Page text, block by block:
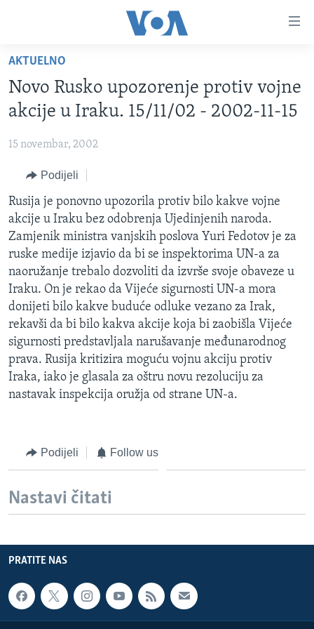
glavni
sadržaj
Pređi
na
glavnu
pretragu
VIDEO
FOTOGRAFIJE DANA
VIJESTI
SJEDINJENE AMERIČKE DRŽAVE
BOSNA I HERCEGOVINA
SVIJET
NAUKA I TEHNOLOGIJA
SPECIJALNI PROJEKTI
KORUPCIJA
SLOBODA MEDIJA
ŽENSKA STRANA
IZBJEGLIČKA STRANA
MAGAZIN
O GLASU AMERIKE
Learning English
Jezici
AKTUELNO
Novo Rusko upozorenje protiv vojne
akcije u Iraku. 15/11/02 - 2002-11-15
15 novembar, 2002
Podijeli
Rusija je ponovno upozorila protiv bilo kakve vojne
akcije u Iraku bez odobrenja Ujedinjenih naroda.
Zamjenik ministra vanjskih poslova Yuri Fedotov je za
ruske medije izjavio da bi se inspektorima UN-a za
naoružanje trebalo dozvoliti da izvrše svoje obaveze u
Iraku. On je rekao da Vijeće sigurnosti UN-a mora
donijeti bilo kakve buduće odluke vezano za Irak,
rekavši da bi bilo kakva akcije koja bi zaobišla Vijeće
sigurnosti predstavljala narušavanje međunarodnog
prava. Rusija kritizira moguću vojnu akciju protiv
Iraka, iako je glasala za oštru novu rezoluciju za
nastavak inspekcija oružja od strane UN-a.
Podijeli Follow us
Nastavi čitati
PRATITE NAS